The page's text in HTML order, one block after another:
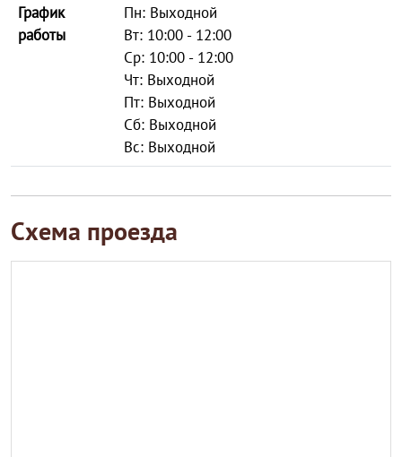
График
работы
Пн: Выходной
Вт: 10:00 - 12:00
Ср: 10:00 - 12:00
Чт: Выходной
Пт: Выходной
Сб: Выходной
Вс: Выходной
Схема проезда